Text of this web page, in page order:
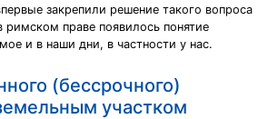
закрепили решение такого вопроса
римском праве появилось понятие
и в наши дни, в частности у нас.
(бессрочного)
участком